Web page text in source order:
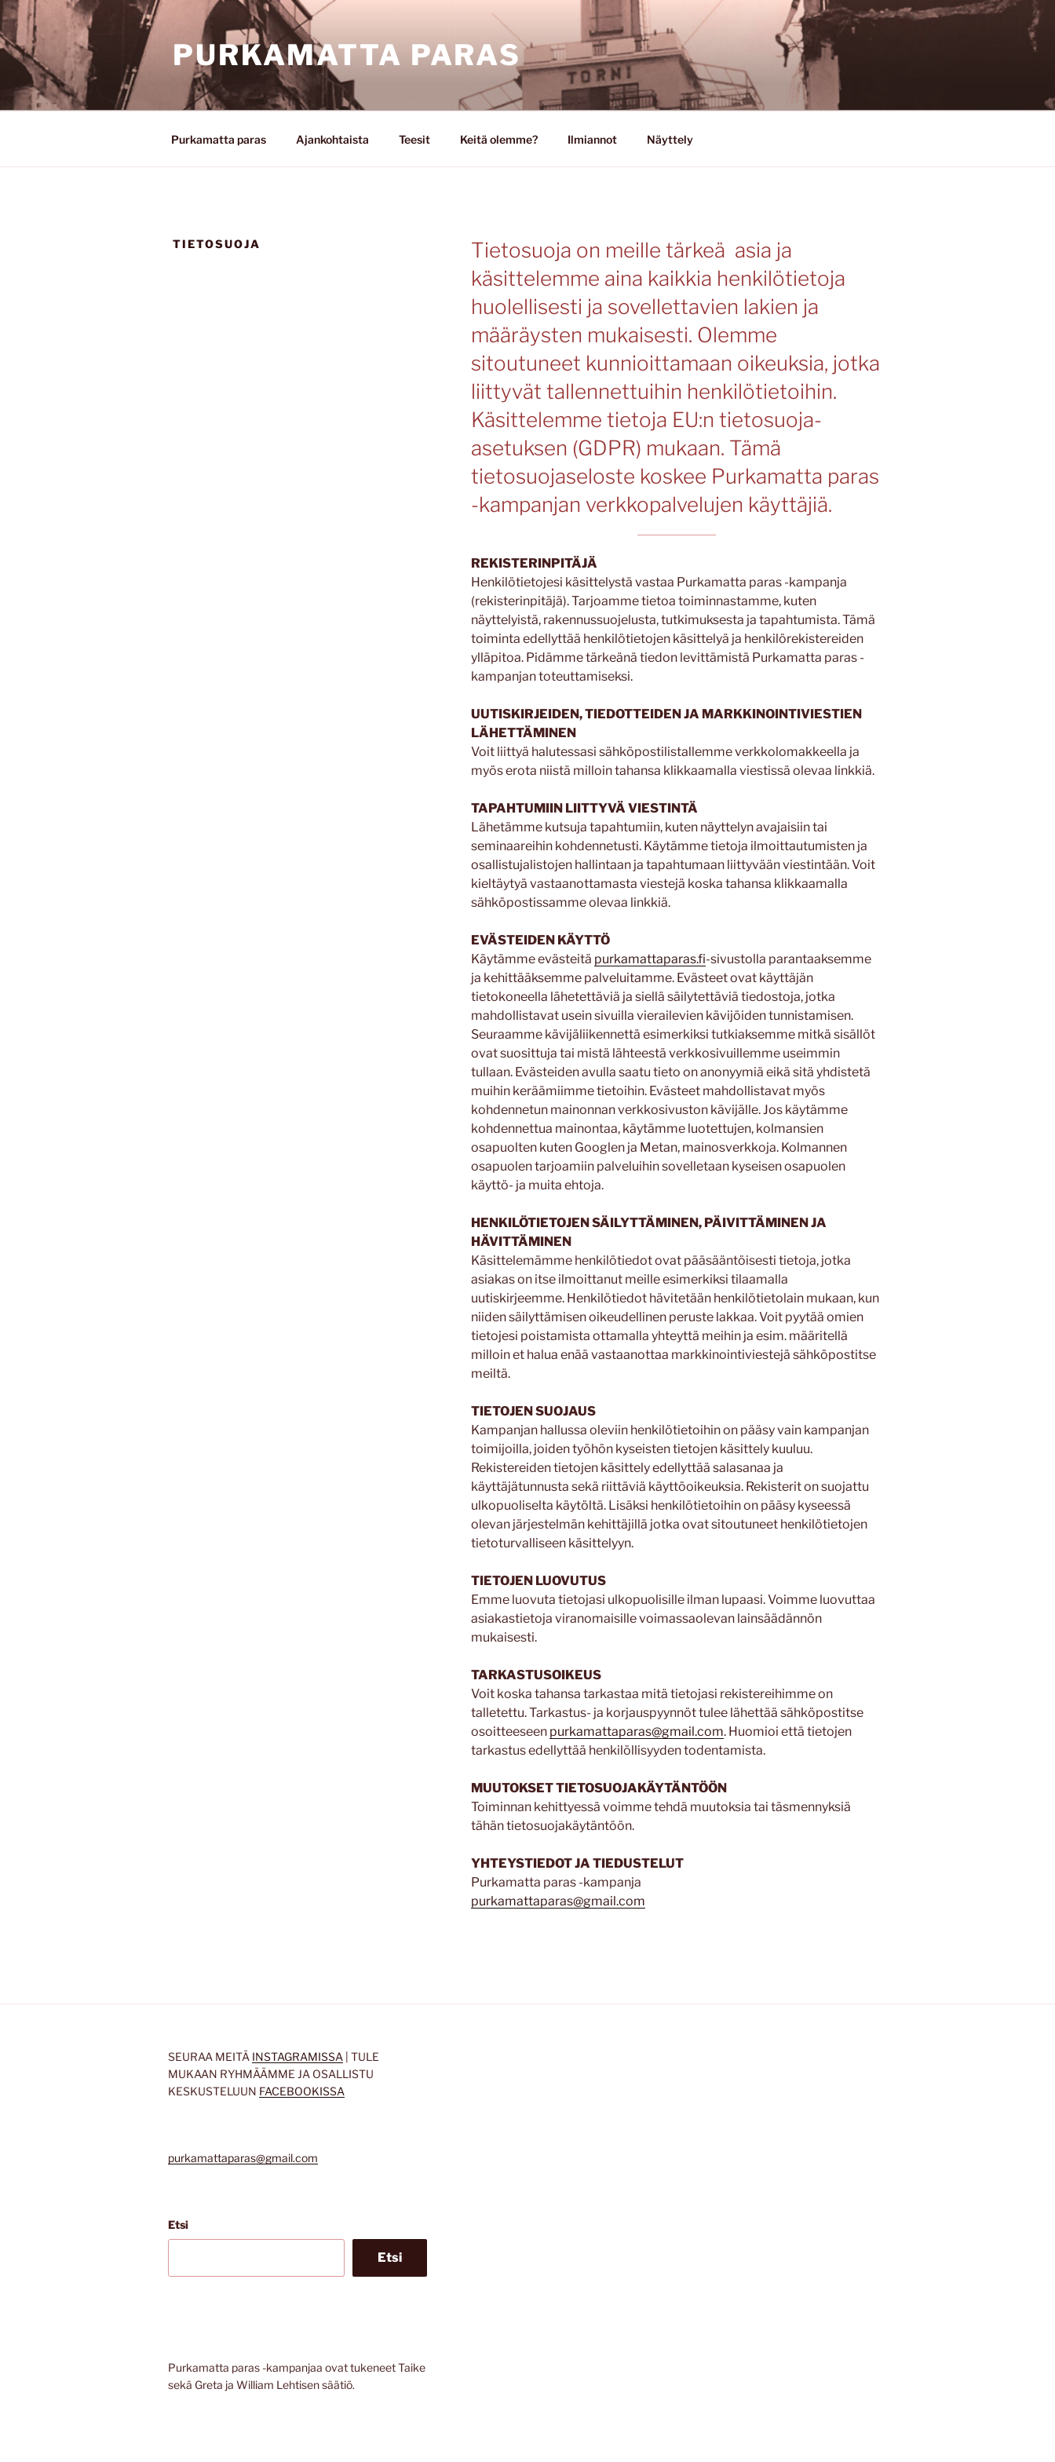
Siirry
sisältöön
PURKAMATTA PARAS
Purkamatta paras Ajankohtaista Teesit Keitä olemme? Ilmiannot Näyttely
TIETOSUOJA
Tietosuoja on meille tärkeä asia ja
käsittelemme aina kaikkia henkilötietoja
huolellisesti ja sovellettavien lakien ja
määräysten mukaisesti. Olemme
sitoutuneet kunnioittamaan oikeuksia, jotka
liittyvät tallennettuihin henkilötietoihin.
Käsittelemme tietoja EU:n tietosuoja-
asetuksen (GDPR) mukaan. Tämä
tietosuojaseloste koskee Purkamatta paras
-kampanjan verkkopalvelujen käyttäjiä.
REKISTERINPITÄJÄ
Henkilötietojesi käsittelystä vastaa Purkamatta paras -kampanja
(rekisterinpitäjä). Tarjoamme tietoa toiminnastamme, kuten
näyttelyistä, rakennussuojelusta, tutkimuksesta ja tapahtumista. Tämä
toiminta edellyttää henkilötietojen käsittelyä ja henkilörekistereiden
ylläpitoa. Pidämme tärkeänä tiedon levittämistä Purkamatta paras -
kampanjan toteuttamiseksi.
UUTISKIRJEIDEN, TIEDOTTEIDEN JA MARKKINOINTIVIESTIEN
LÄHETTÄMINEN
Voit liittyä halutessasi sähköpostilistallemme verkkolomakkeella ja
myös erota niistä milloin tahansa klikkaamalla viestissä olevaa linkkiä.
TAPAHTUMIIN LIITTYVÄ VIESTINTÄ
Lähetämme kutsuja tapahtumiin, kuten näyttelyn avajaisiin tai
seminaareihin kohdennetusti. Käytämme tietoja ilmoittautumisten ja
osallistujalistojen hallintaan ja tapahtumaan liittyvään viestintään. Voit
kieltäytyä vastaanottamasta viestejä koska tahansa klikkaamalla
sähköpostissamme olevaa linkkiä.
EVÄSTEIDEN KÄYTTÖ
Käytämme evästeitä purkamattaparas.fi-sivustolla parantaaksemme
ja kehittääksemme palveluitamme. Evästeet ovat käyttäjän
tietokoneella lähetettäviä ja siellä säilytettäviä tiedostoja, jotka
mahdollistavat usein sivuilla vierailevien kävijöiden tunnistamisen.
Seuraamme kävijäliikennettä esimerkiksi tutkiaksemme mitkä sisällöt
ovat suosittuja tai mistä lähteestä verkkosivuillemme useimmin
tullaan. Evästeiden avulla saatu tieto on anonyymiä eikä sitä yhdistetä
muihin keräämiimme tietoihin. Evästeet mahdollistavat myös
kohdennetun mainonnan verkkosivuston kävijälle. Jos käytämme
kohdennettua mainontaa, käytämme luotettujen, kolmansien
osapuolten kuten Googlen ja Metan, mainosverkkoja. Kolmannen
osapuolen tarjoamiin palveluihin sovelletaan kyseisen osapuolen
käyttö- ja muita ehtoja.
HENKILÖTIETOJEN SÄILYTTÄMINEN, PÄIVITTÄMINEN JA
HÄVITTÄMINEN
Käsittelemämme henkilötiedot ovat pääsääntöisesti tietoja, jotka
asiakas on itse ilmoittanut meille esimerkiksi tilaamalla
uutiskirjeemme. Henkilötiedot hävitetään henkilötietolain mukaan, kun
niiden säilyttämisen oikeudellinen peruste lakkaa. Voit pyytää omien
tietojesi poistamista ottamalla yhteyttä meihin ja esim. määritellä
milloin et halua enää vastaanottaa markkinointiviestejä sähköpostitse
meiltä.
TIETOJEN SUOJAUS
Kampanjan hallussa oleviin henkilötietoihin on pääsy vain kampanjan
toimijoilla, joiden työhön kyseisten tietojen käsittely kuuluu.
Rekistereiden tietojen käsittely edellyttää salasanaa ja
käyttäjätunnusta sekä riittäviä käyttöoikeuksia. Rekisterit on suojattu
ulkopuoliselta käytöltä. Lisäksi henkilötietoihin on pääsy kyseessä
olevan järjestelmän kehittäjillä jotka ovat sitoutuneet henkilötietojen
tietoturvalliseen käsittelyyn.
TIETOJEN LUOVUTUS
Emme luovuta tietojasi ulkopuolisille ilman lupaasi. Voimme luovuttaa
asiakastietoja viranomaisille voimassaolevan lainsäädännön
mukaisesti.
TARKASTUSOIKEUS
Voit koska tahansa tarkastaa mitä tietojasi rekistereihimme on
talletettu. Tarkastus- ja korjauspyynnöt tulee lähettää sähköpostitse
osoitteeseen purkamattaparas@gmail.com. Huomioi että tietojen
tarkastus edellyttää henkilöllisyyden todentamista.
MUUTOKSET TIETOSUOJAKÄYTÄNTÖÖN
Toiminnan kehittyessä voimme tehdä muutoksia tai täsmennyksiä
tähän tietosuojakäytäntöön.
YHTEYSTIEDOT JA TIEDUSTELUT
Purkamatta paras -kampanja
purkamattaparas@gmail.com
SEURAA MEITÄ INSTAGRAMISSA | TULE
MUKAAN RYHMÄÄMME JA OSALLISTU
KESKUSTELUUN FACEBOOKISSA
purkamattaparas@gmail.com
Etsi
Etsi
Purkamatta paras -kampanjaa ovat tukeneet Taike
sekä Greta ja William Lehtisen säätiö.